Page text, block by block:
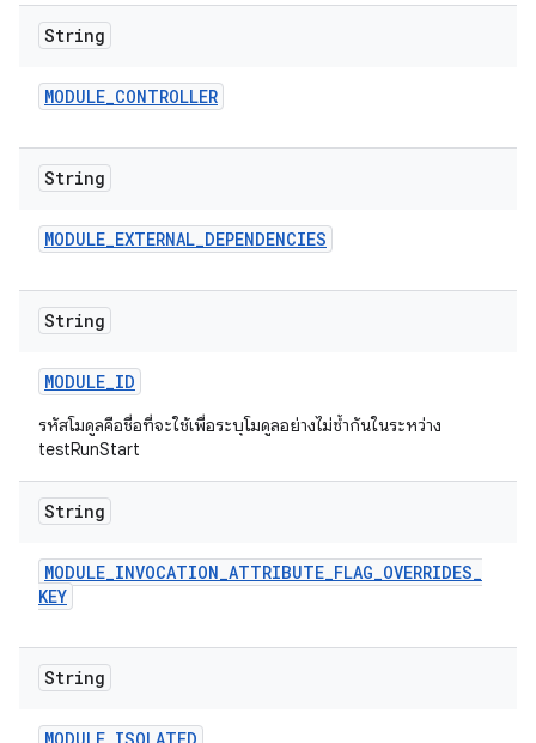
String
MODULE_CONTROLLER
String
MODULE_EXTERNAL_DEPENDENCIES
String
MODULE_ID
รหัสโมดูลคือชื่อที่จะใช้เพื่อระบุโมดูลอย่างไม่ซ้ำกันในระหว่าง
testRunStart
String
MODULE_INVOCATION_ATTRIBUTE_FLAG_OVERRIDES_
KEY
String